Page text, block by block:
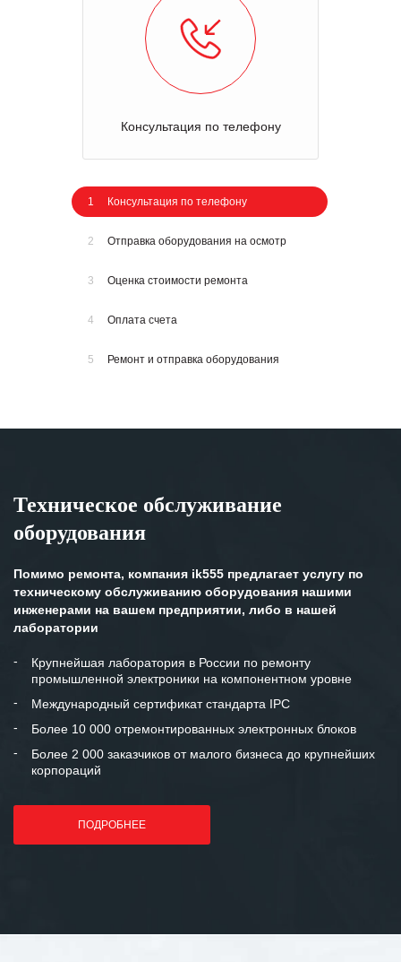
Консультация по телефону
1 Консультация по телефону
2 Отправка оборудования на осмотр
3 Оценка стоимости ремонта
4 Оплата счета
5 Ремонт и отправка оборудования
Техническое обслуживание
оборудования
Помимо ремонта, компания ik555 предлагает услугу по
техническому обслуживанию оборудования нашими
инженерами на вашем предприятии, либо в нашей
лаборатории
Крупнейшая лаборатория в России по ремонту
промышленной электроники на компонентном уровне
Международный сертификат стандарта IPC
Более 10 000 отремонтированных электронных блоков
Более 2 000 заказчиков от малого бизнеса до крупнейших
корпораций
ПОДРОБНЕЕ